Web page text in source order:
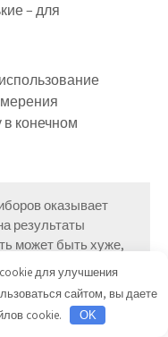
– для
конечном
оказывает
результаты
может быть хуже,
по отдельности.
имеют
для улучшения
сайтом, вы даете
cookie.
OK